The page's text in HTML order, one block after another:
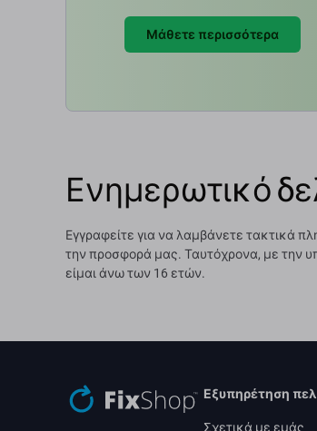
Μάθετε περισσότερα
Ενημερωτικό
Εγγραφείτε για να λαμβάνετε τακτικά
την προσφορά μας. Ταυτόχρονα, με την
είμαι άνω των 16 ετών.
Εξυπηρέτηση
Σχετικά με εμάς